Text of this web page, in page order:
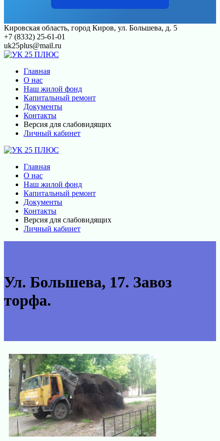
Перейти
к
контенту
Кировская область, город Киров, ул. Большева, д. 5
+7 (8332) 25-61-01
uk25plus@mail.ru
Главная
О нас
Наш жилой фонд
Капитальный ремонт
Документы
Контакты
Версия для слабовидящих
Личный кабинет
Главная
О нас
Наш жилой фонд
Капитальный ремонт
Документы
Контакты
Версия для слабовидящих
Личный кабинет
Ул. Большева, 17. Завоз
торфа.